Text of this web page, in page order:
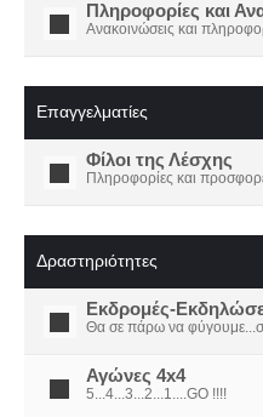
Πληροφορίες και
Ανακοινώσεις και
Επαγγελματίες
Φίλοι της Λέσχης
Πληροφορίες και
Δραστηριότητες
Εκδρομές-
Θα σε πάρω να
Αγώνες 4x4
5...4...3...2...1....GO !!!!